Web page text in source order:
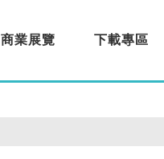
商業展覽 下載專區